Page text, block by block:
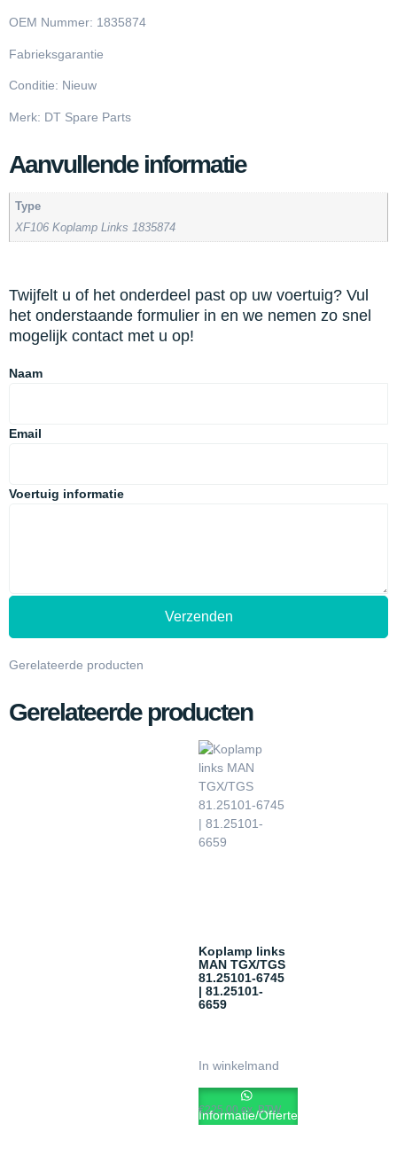
OEM Nummer: 1835874
Fabrieksgarantie
Conditie: Nieuw
Merk: DT Spare Parts
Aanvullende informatie
Type
XF106 Koplamp Links 1835874
Twijfelt u of het onderdeel past op uw voertuig? Vul
het onderstaande formulier in en we nemen zo snel
mogelijk contact met u op!
Naam
Email
Voertuig informatie
Verzenden
Gerelateerde producten
Gerelateerde producten
Koplamp links
MAN TGX/TGS
81.25101-6745
| 81.25101-
6659
€225.00 ex. BTW
In winkelmand
Informatie/Offerte